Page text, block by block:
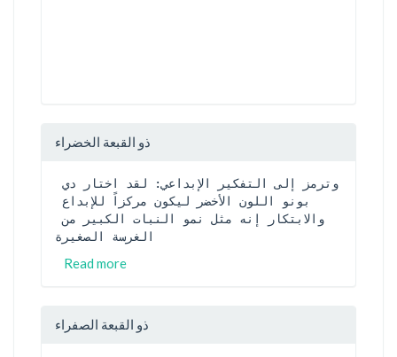
ذو القبعة الخضراء
الغرسة الصغيرة
Read more
ذو القبعة الصفراء